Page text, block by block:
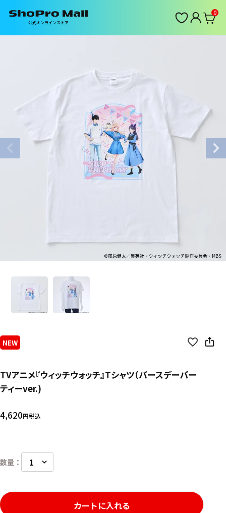
公式オンラインストア
0
NEW
TVアニメ『ウィッチウォッチ』Tシャツ（バースデーパー
ティーver.)
4,620 税込
カートに入れる